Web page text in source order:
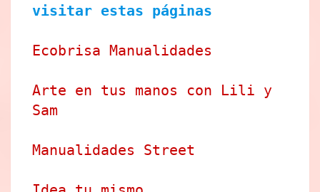
visitar estas páginas
Ecobrisa Manualidades
Arte en tus manos con Lili y
Sam
Manualidades Street